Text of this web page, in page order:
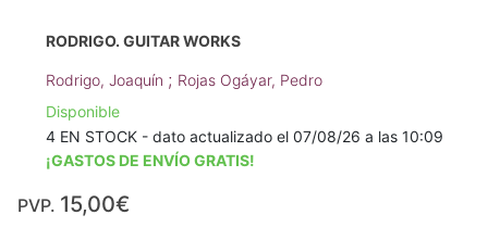
RODRIGO. GUITAR WORKS
Rodrigo, Joaquín ; Rojas Ogáyar, Pedro
Disponible
4 EN STOCK - dato actualizado el 07/08/26 a las 10:09
¡GASTOS DE ENVÍO GRATIS!
PVP. 15,00€